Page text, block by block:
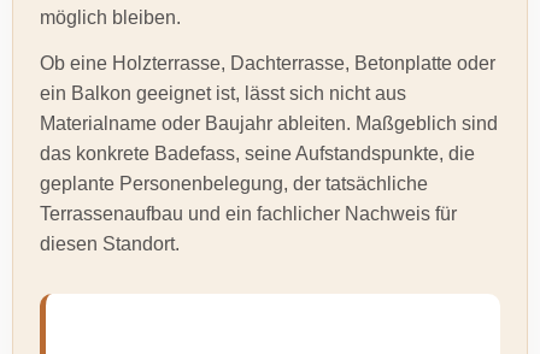
möglich bleiben.
Ob eine Holzterrasse, Dachterrasse, Betonplatte oder
ein Balkon geeignet ist, lässt sich nicht aus
Materialname oder Baujahr ableiten. Maßgeblich sind
das konkrete Badefass, seine Aufstandspunkte, die
geplante Personenbelegung, der tatsächliche
Terrassenaufbau und ein fachlicher Nachweis für
diesen Standort.